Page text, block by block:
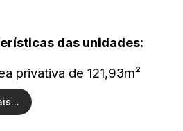
das unidades:
privativa de 121,93m²
sendo 1 suíte